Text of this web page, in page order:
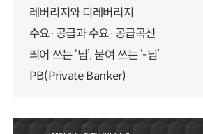
레버리지와 디레버리지
수요·공급과 수요·공급곡선
띄어 쓰는 ‘님’, 붙여 쓰는 ‘-님’
PB(Private Banker)